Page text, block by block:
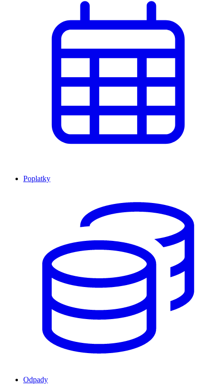
Poplatky
Odpady